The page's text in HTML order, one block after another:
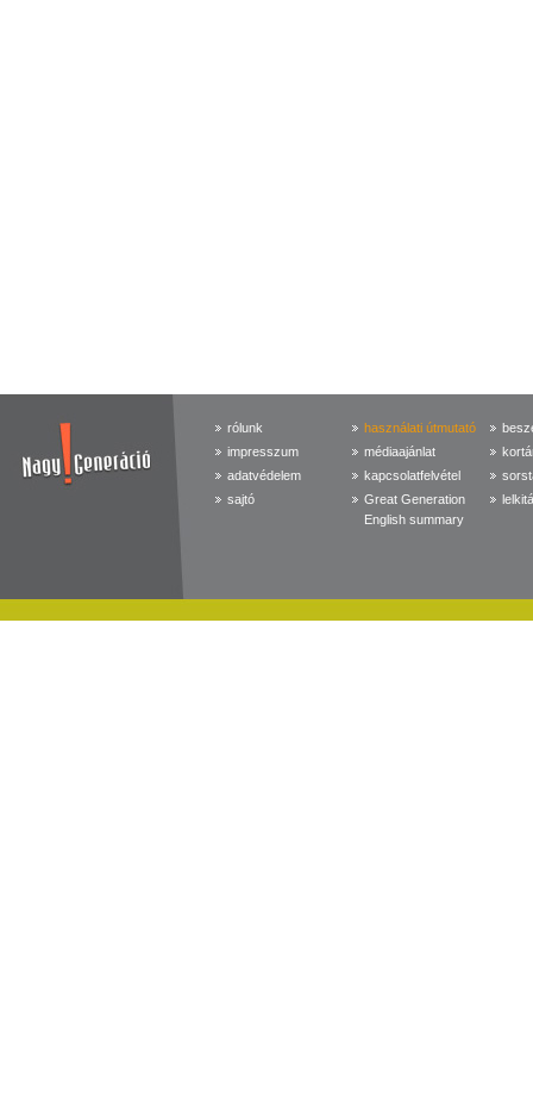
rólunk
impresszum
adatvédelem
sajtó
használati útmutató
médiaajánlat
kapcsolatfelvétel
Great Generation
English summary